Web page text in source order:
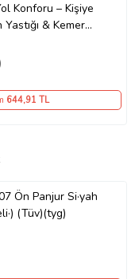
Konforu – Kişiye
& Kemer
644,91 TL
Ön Panjur Si·yah
(Tüv)(tyg)